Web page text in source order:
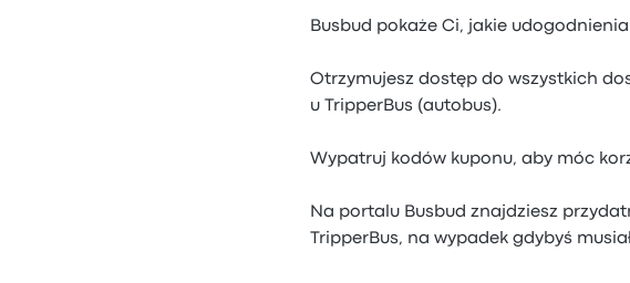
Busbud pokaże Ci, jakie
Otrzymujesz dostęp do wszystkich
u TripperBus (autobus).
Wypatruj kodów kuponu, aby móc
Na portalu Busbud znajdziesz
TripperBus, na wypadek gdybyś